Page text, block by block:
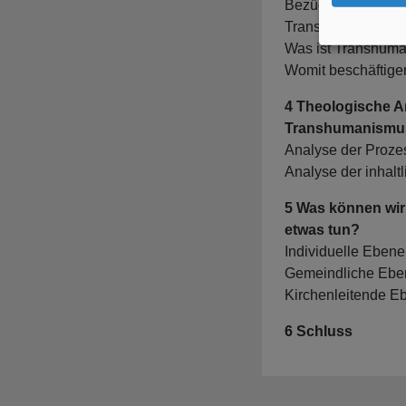
Bezüge von Big
Transhumanismus
Was ist
Womit
4 Theologische
Analyse der
Analyse der
5 Was können
etwas tun?
Individuelle Ebene
Gemeindliche
Kirchenleitende
6 Schluss